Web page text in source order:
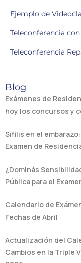
Ejemplo de
Teleconferencia
Teleconferencia
Blog
Exámenes de
hoy los concursos y
Sífilis en el
Examen de
¿Dominás
Pública para el
Calendario de
Fechas de Abril
Actualización del
Cambios en la Triple